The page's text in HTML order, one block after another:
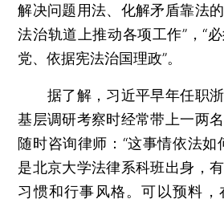
解决问题用法、化解矛盾靠法
法治轨道上推动各项工作”，“
党、依据宪法治国理政”。
据了解，习近平早年任职浙
基层调研考察时经常带上一两
随时咨询律师：“这事情依法如
是北京大学法律系科班出身，
习惯和行事风格。可以预料